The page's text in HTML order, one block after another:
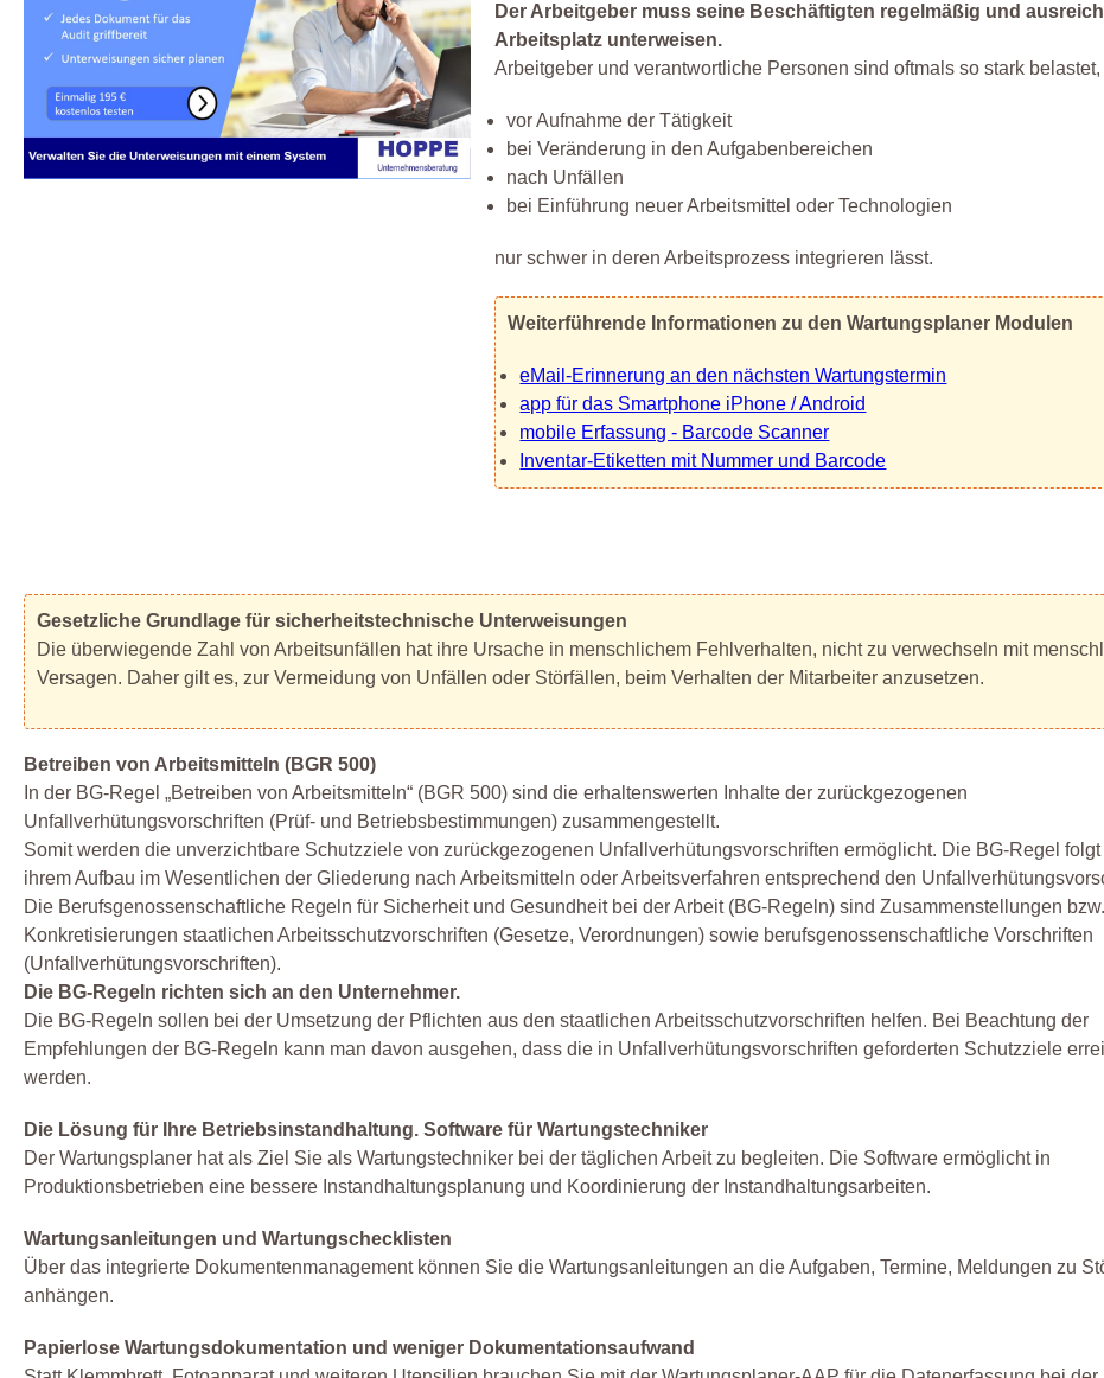
Der Arbeitgeber muss seine Beschäftigten regelmäßig und
Arbeitsplatz unterweisen.
Arbeitgeber und verantwortliche Personen sind oftmals so stark
vor Aufnahme der Tätigkeit
bei Veränderung in den Aufgabenbereichen
nach Unfällen
bei Einführung neuer Arbeitsmittel oder Technologien
nur schwer in deren Arbeitsprozess integrieren lässt.
Weiterführende Informationen zu den Wartungsplaner Modulen
eMail-Erinnerung an den nächsten Wartungstermin
app für das Smartphone iPhone / Android
mobile Erfassung - Barcode Scanner
Inventar-Etiketten mit Nummer und Barcode
Gesetzliche Grundlage für sicherheitstechnische Unterweisungen
Die überwiegende Zahl von Arbeitsunfällen hat ihre Ursache in menschlichem Fehlverhalten, nicht zu verwechseln mit
Versagen. Daher gilt es, zur Vermeidung von Unfällen oder Störfällen, beim Verhalten der Mitarbeiter anzusetzen.
Betreiben von Arbeitsmitteln (BGR 500)
In der BG-Regel „Betreiben von Arbeitsmitteln“ (BGR 500) sind die erhaltenswerten Inhalte der zurückgezogenen
Unfallverhütungsvorschriften (Prüf- und Betriebsbestimmungen) zusammengestellt.
Somit werden die unverzichtbare Schutzziele von zurückgezogenen Unfallverhütungsvorschriften ermöglicht. Die BG-Regel folgt
ihrem Aufbau im Wesentlichen der Gliederung nach Arbeitsmitteln oder Arbeitsverfahren entsprechend den
Die Berufsgenossenschaftliche Regeln für Sicherheit und Gesundheit bei der Arbeit (BG-Regeln) sind Zusammenstellungen bzw.
Konkretisierungen staatlichen Arbeitsschutzvorschriften (Gesetze, Verordnungen) sowie berufsgenossenschaftliche Vorschriften
(Unfallverhütungsvorschriften).
Die BG-Regeln richten sich an den Unternehmer.
Die BG-Regeln sollen bei der Umsetzung der Pflichten aus den staatlichen Arbeitsschutzvorschriften helfen. Bei Beachtung der
Empfehlungen der BG-Regeln kann man davon ausgehen, dass die in Unfallverhütungsvorschriften geforderten Schutzziele
werden.
Die Lösung für Ihre Betriebsinstandhaltung. Software für Wartungstechniker
Der Wartungsplaner hat als Ziel Sie als Wartungstechniker bei der täglichen Arbeit zu begleiten. Die Software ermöglicht in
Produktionsbetrieben eine bessere Instandhaltungsplanung und Koordinierung der Instandhaltungsarbeiten.
Wartungsanleitungen und Wartungschecklisten
Über das integrierte Dokumentenmanagement können Sie die Wartungsanleitungen an die Aufgaben, Termine, Meldungen zu
anhängen.
Papierlose Wartungsdokumentation und weniger Dokumentationsaufwand